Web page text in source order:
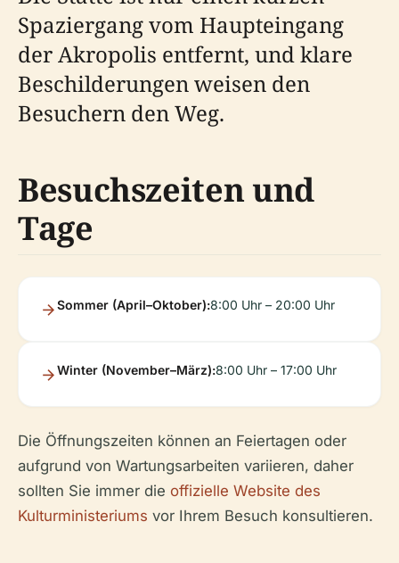
Spaziergang vom Haupteingang
der Akropolis entfernt, und klare
Beschilderungen weisen den
Besuchern den Weg.
Besuchszeiten und
Tage
Sommer (April–Oktober):8:00 Uhr – 20:00 Uhr
Winter (November–März):8:00 Uhr – 17:00 Uhr
Die Öffnungszeiten können an Feiertagen oder
aufgrund von Wartungsarbeiten variieren, daher
sollten Sie immer die offizielle Website des
Kulturministeriums vor Ihrem Besuch konsultieren.